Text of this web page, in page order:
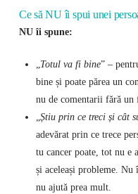
Ce să NU îi spui unei
NU îi spune:
„Totul va fi bine” –
bine și poate părea un
nu de comentarii fără un
„Știu prin ce treci și cât
adevărat prin ce trece
tu cancer poate, tot nu e
și aceleași probleme.
nu ajută prea mult.